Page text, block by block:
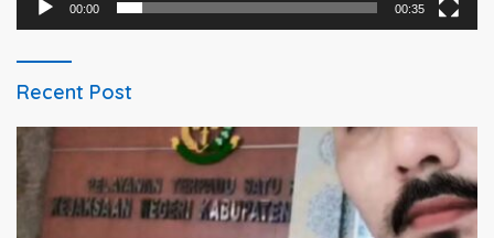
00:00 00:35
Recent Post